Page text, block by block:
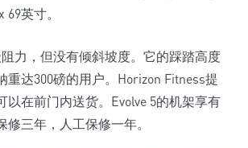
英寸。
阻力，但没有倾斜坡度。它的踩踏高度
重达300磅的用户。Horizo​​n Fitness提
以在前门内送货。Evolve 5的机架享有
修三年，人工保修一年。